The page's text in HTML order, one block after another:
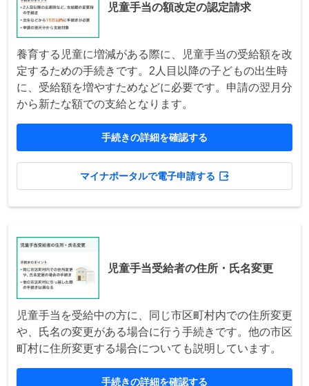
児童手当の額改定の認定請求
養育する児童に増減がある際に、児童手当の受給額を改
定するための手続きです。2人目以降の子どもの出生時
に、受給額を増やすためなどに必要です。申請の翌月分
から新たな額での支給となります。
手続きの詳細を確認する
マイナポータルで電子申請する
児童手当受給者の住所・氏名変更
児童手当を受給中の方に、同じ市区町村内での住所変更
や、氏名の変更がある場合に行う手続きです。他の市区
町村に住所変更する場合についても説明しています。
手続きの詳細を確認する